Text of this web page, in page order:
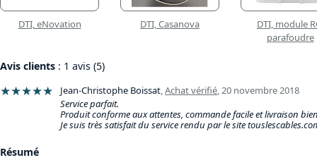
DTI, eNovation DTI, Casanova
DTI, module
parafoudre
Avis clients : 1 avis (5)
★★★★★ Jean-Christophe Boissat,Achat vérifié,20 novembre 2018
Service parfait.
Produit conforme aux attentes, commande facile et livraison
Je suis très satisfait du service rendu par le site
Résumé